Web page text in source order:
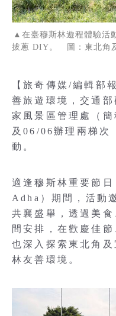
▲在臺穆斯林遊程體驗活
拔蔥 DIY。 圖：東北角
【旅奇傳媒/編輯部
善旅遊環境，交通
家風景區管理處（
及06/06辦理兩梯次
動。
適逢穆斯林重要節
Adha）期間，活動
共襄盛舉，透過美
間安排，在歡慶佳
也深入探索東北角
林友善環境。